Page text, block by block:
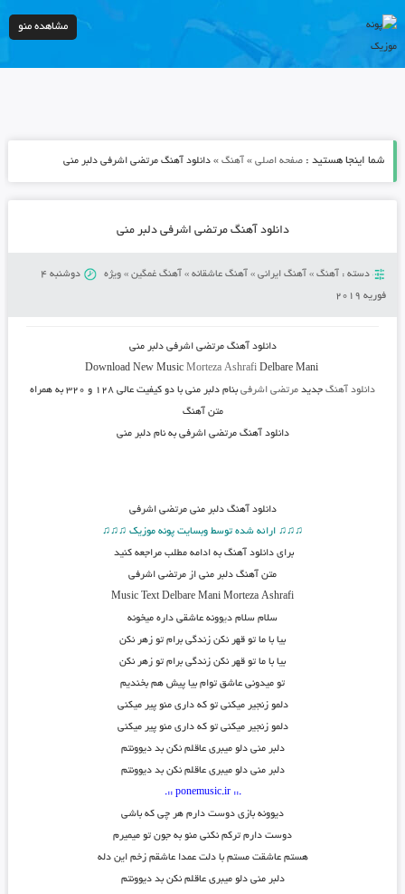
مشاهده منو
شما اینجا هستید : صفحه اصلی» آهنگ» دانلود آهنگ مرتضی اشرفی دلبر منی
دانلود آهنگ مرتضی اشرفی دلبر منی
دسته : آهنگ» آهنگ ایرانی» آهنگ عاشقانه» آهنگ غمگین» ویژه
دوشنبه 4
فوریه 2019
دانلود آهنگمرتضی اشرفی دلبر منی
Download New Music
Morteza AshrafiDelbare Mani
دانلود آهنگجدید مرتضی اشرفیبنام دلبر منی
با دو کیفیت عالی ۱۲۸ و ۳۲۰ به همراه
متن آهنگ
دانلود آهنگ مرتضی اشرفی به نام دلبر منی
دانلود آهنگ دلبر منی مرتضی اشرفی
♫♫♫ ارائه شده توسط وبسایت پونه موزیک ♫♫♫
برای دانلود آهنگ به ادامه مطلب مراجعه کنید
متن آهنگ دلبر منی از مرتضی اشرفی
Music Text Delbare Mani Morteza Ashrafi
سلام سلام دیوونه عاشقی داره میخونه
بیا با ما تو قهر نکن زندگی برام تو زهر نکن
بیا با ما تو قهر نکن زندگی برام تو زهر نکن
تو میدونی عاشق توام بیا پیش هم بخندیم
دلمو زنجیر میکنی تو که داری منو پیر میکنی
دلمو زنجیر میکنی تو که داری منو پیر میکنی
دلبر منی دلو میبری عاقلم نکن بد دیوونتم
دلبر منی دلو میبری عاقلم نکن بد دیوونتم
.:: ponemusic.ir ::.
دیوونه بازی دوست دارم هر چی که باشی
دوست دارم ترکم نکنی منو به جون تو میمیرم
هستم عاشقت مستم با دلت عمدا عاشقم زخم این دله
دلبر منی دلو میبری عاقلم نکن بد دیوونتم